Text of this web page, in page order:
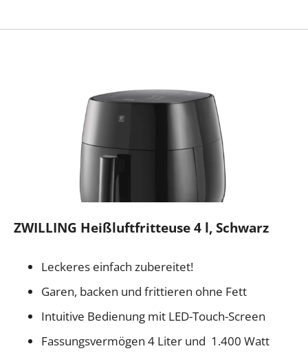
ZWILLING Heißluftfritteuse 4 l, Schwarz
Leckeres einfach zubereitet!
Garen, backen und frittieren ohne Fett
Intuitive Bedienung mit LED-Touch-Screen
Fassungsvermögen 4 Liter und 1.400 Watt